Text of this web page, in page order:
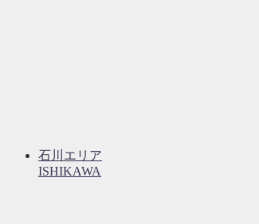
石川エリア
ISHIKAWA